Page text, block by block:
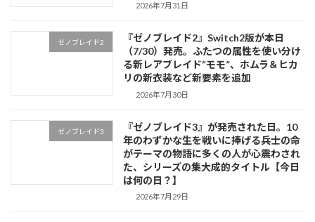
2026年7月31日
ゼノブレイド2
『ゼノブレイド2』Switch2版が本日
（7/30）発売。ふたつの属性を使い分け
る新レアブレイド“モモ”、ホムラ＆ヒカ
リの新衣装など新要素を追加
2026年7月30日
ゼノブレイド3
『ゼノブレイド3』が発売された日。10
年のわずかな生を戦いに捧げる兵士の命
がテーマの物語に多くの人が心震わされ
た、シリーズの集大成的タイトル【今日
は何の日？】
2026年7月29日